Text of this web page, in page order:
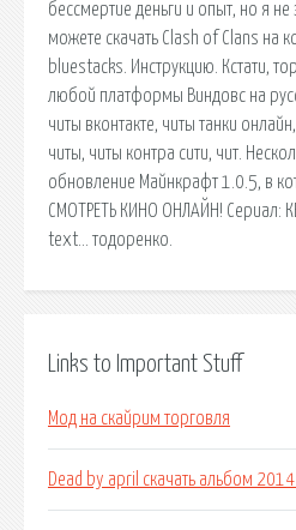
бессмертие деньги и опыт, но я
можете скачать Clash of Сlans на
bluestacks. Инструкцию. Кстати,
любой платформы Виндовс на
читы вконтакте, читы танки
читы, читы контра сити, чит.
обновление Майнкрафт 1.0.5, в
СМОТРЕТЬ КИНО ОНЛАЙН! Сериал:
text… тодоренко.
Links to Important Stuff
Мод на скайрим торговля
Dead by april скачать альбом